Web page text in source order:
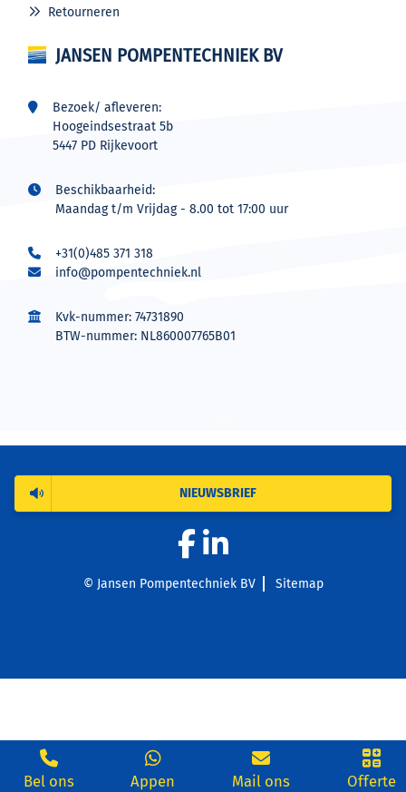
Retourneren
JANSEN POMPENTECHNIEK BV
Bezoek/ afleveren:
Hoogeindsestraat 5b
5447 PD Rijkevoort
Beschikbaarheid:
Maandag t/m Vrijdag - 8.00 tot 17:00 uur
+31(0)485 371 318
info@pompentechniek.nl
Kvk-nummer: 74731890
BTW-nummer: NL860007765B01
© Jansen Pompentechniek BV Sitemap
NIEUWSBRIEF
Bel ons Appen Mail ons Offerte